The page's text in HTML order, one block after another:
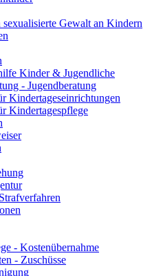
sexualisierte Gewalt an Kindern
Kinder & Jugendliche
- Jugendberatung
Kindertageseinrichtungen
Kindertagespflege
- Kostenübernahme
- Zuschüsse